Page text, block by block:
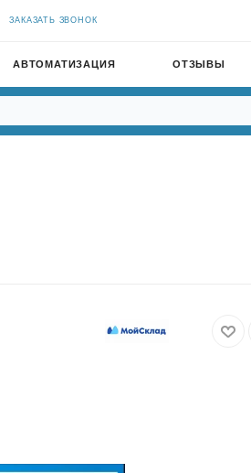
ЗАКАЗАТЬ ЗВОНОК
АВТОМАТИЗАЦИЯ ОТЗЫВЫ